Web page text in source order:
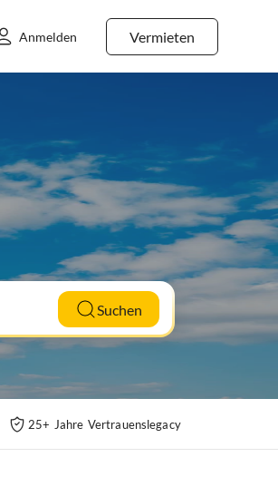
Vermieten
Anmelden
Suchen
25+ Jahre Vertrauenslegacy